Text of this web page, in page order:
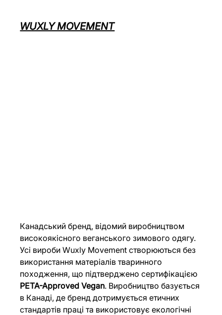
WUXLY MOVEMENT
Канадський бренд, відомий виробництвом
високоякісного веганського зимового одягу.
Усі вироби Wuxly Movement створюються без
використання матеріалів тваринного
походження, що підтверджено сертифікацією
PETA-Approved Vegan. Виробництво базується
в Канаді, де бренд дотримується етичних
стандартів праці та використовує екологічні